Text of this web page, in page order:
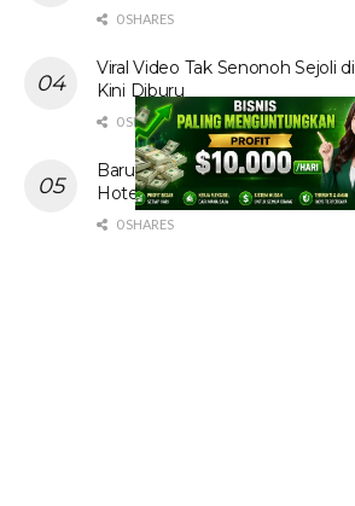
0 SHARES
Viral Video Tak Senonoh Sejoli
Kini Diburu
0 SHARES
Baru! Video Cewek Jilbab
Hotel Hebohkan Media Sosial
0 SHARES